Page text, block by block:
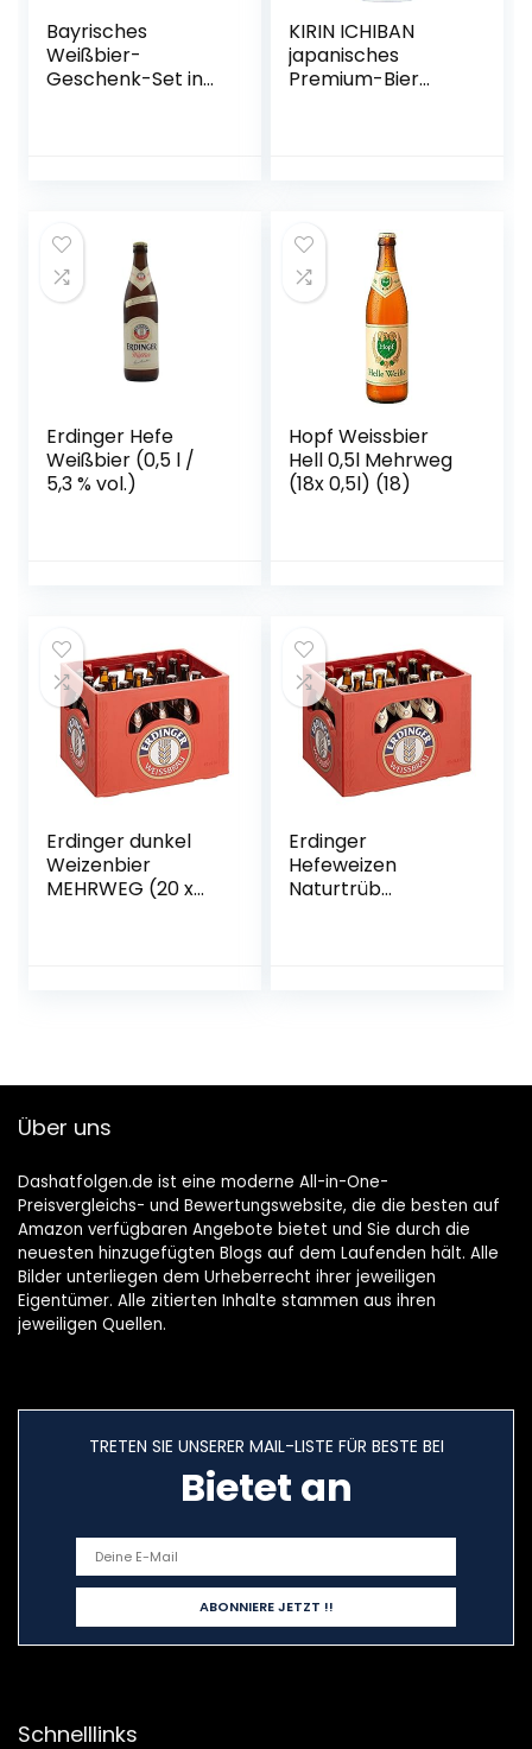
Bayrisches
Weißbier-
Geschenk-Set in
KIRIN ICHIBAN
japanisches
Premium-Bier
Einweg) (1 x 0,5 l)
Erdinger Hefe
Weißbier (0,5 l /
5,3 % vol.)
Hopf Weissbier
Hell 0,5l Mehrweg
(18x 0,5l) (18)
Erdinger dunkel
Weizenbier
MEHRWEG (20 x
Erdinger
Hefeweizen
Naturtrüb
Über uns
Dashatfolgen.de ist eine moderne All-in-One-
Preisvergleichs- und Bewertungswebsite, die die besten auf
Amazon verfügbaren Angebote bietet und Sie durch die
neuesten hinzugefügten Blogs auf dem Laufenden hält. Alle
Bilder unterliegen dem Urheberrecht ihrer jeweiligen
Eigentümer. Alle zitierten Inhalte stammen aus ihren
jeweiligen Quellen.
TRETEN SIE UNSERER MAIL-LISTE FÜR BESTE BEI
Bietet an
Schnelllinks